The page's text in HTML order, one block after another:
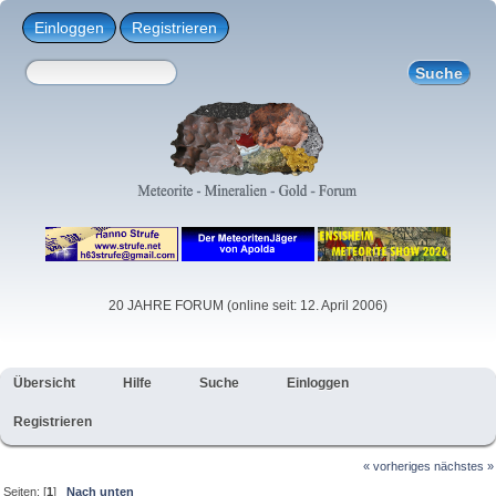
Einloggen Registrieren
20 JAHRE FORUM (online seit: 12. April 2006)
Übersicht Hilfe Suche Einloggen
Registrieren
« vorheriges nächstes »
Seiten: [1]Nach unten